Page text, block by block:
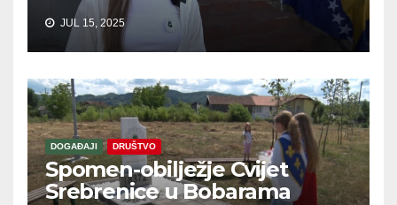
JUL 15, 2025
DOGAĐAJI DRUŠTVO
Spomen-obilježje Cvijet
Srebrenice u Bobarama